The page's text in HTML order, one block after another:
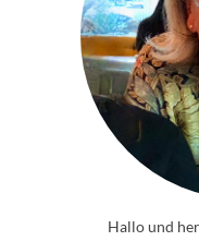
Hallo und